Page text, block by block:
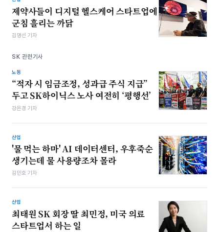
제약사들이 디지털 헬스케어 스타트업에
군침 흘리는 까닭
김명선 기자
SK 관련기사
노동
“적자 시 임금조정, 성과급 주식 지급”
두고 SK하이닉스 노사 여전히 ‘평행선’
강은경 기자
산업
'물 먹는 하마' AI 데이터센터, 우후죽순
생기는데 물 사용량조차 몰라
김민호 기자
산업
최태원 SK 회장 딸 최민정, 미국 의료
스타트업서 하는 일